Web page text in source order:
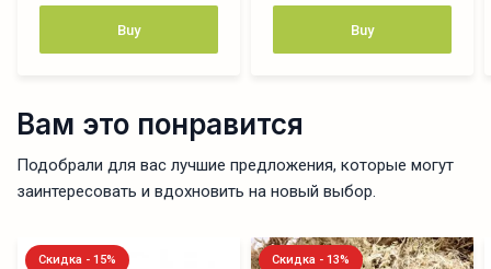
Buy Buy
Вам это понравится
Подобрали для вас лучшие предложения, которые могут
заинтересовать и вдохновить на новый выбор.
Скидка - 15% Скидка - 13%